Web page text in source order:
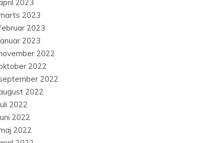
2023
2023
2023
2023
2022
2022
2022
2022
2022
2022
2022